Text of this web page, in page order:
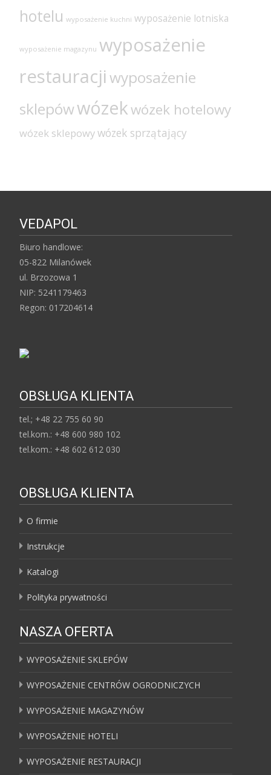
hotelu wyposażenie kuchni wyposażenie lotniska
wyposażenie magazynu wyposażenie
restauracjiwyposażenie
sklepówwózekwózek hotelowy
wózek sklepowywózek sprzątający
VEDAPOL
Biuro handlowe:
05-822 Milanówek
ul. Brzozowa 1
NIP: 5241179463
Regon: 017204614
OBSŁUGA KLIENTA
tel.; +48 22 755 60 90
tel.kom.: +48 600 980 102
tel.kom.: +48 602 612 030
OBSŁUGA KLIENTA
O firmie
Instrukcje
Katalogi
Polityka prywatności
NASZA OFERTA
WYPOSAŻENIE SKLEPÓW
WYPOSAŻENIE CENTRÓW OGRODNICZYCH
WYPOSAŻENIE MAGAZYNÓW
WYPOSAŻENIE HOTELI
WYPOSAŻENIE RESTAURACJI